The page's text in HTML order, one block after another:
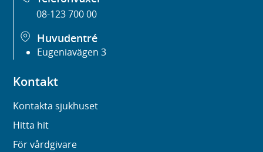
08-123 700 00
Huvudentré
Eugeniavägen 3
Kontakt
Kontakta sjukhuset
Hitta hit
För vårdgivare